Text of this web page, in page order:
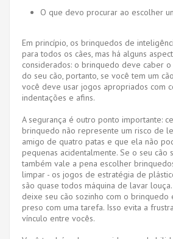
O que devo procurar ao escolher
Em princípio, os brinquedos de
para todos os cães, mas há alguns
considerados: o brinquedo deve caber
do seu cão, portanto, se você tem um
você deve usar jogos apropriados com
indentações e afins.
A segurança é outro ponto importante:
brinquedo não represente um risco de
amigo de quatro patas e que ela não
pequenas acidentalmente. Se o seu cão
também vale a pena escolher
limpar - os jogos de estratégia de
são quase todos máquina de lavar
deixe seu cão sozinho com o
preso com uma tarefa. Isso evita a
vínculo entre vocês.